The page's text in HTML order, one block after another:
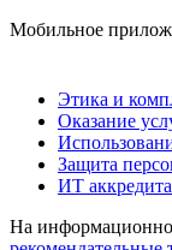
Мобильное
Этика и
Оказание
Защита
ИТ
На